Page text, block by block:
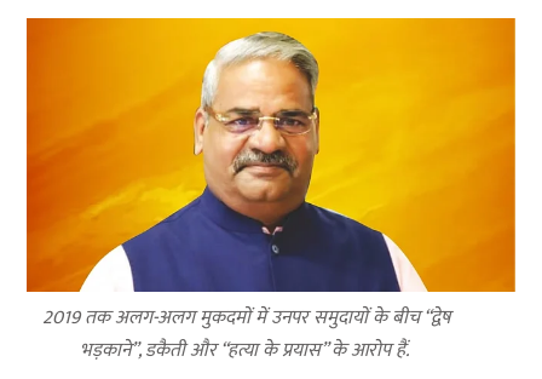
2019 तक अलग-अलग मुकदमों में उनपर समुदायों के बीच “द्वेष
भड़काने”, डकैती और “हत्या के प्रयास” के आरोप हैं.